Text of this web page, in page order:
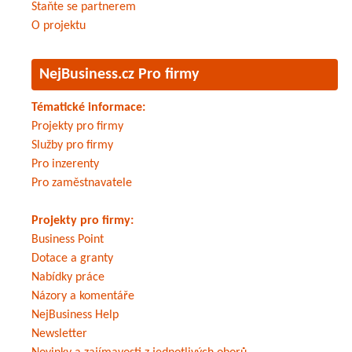
Staňte se partnerem
O projektu
NejBusiness.cz Pro firmy
Tématické informace:
Projekty pro firmy
Služby pro firmy
Pro inzerenty
Pro zaměstnavatele
Projekty pro firmy:
Business Point
Dotace a granty
Nabídky práce
Názory a komentáře
NejBusiness Help
Newsletter